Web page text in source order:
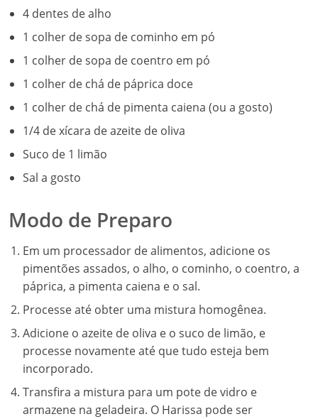
4 dentes de alho
1 colher de sopa de cominho em pó
1 colher de sopa de coentro em pó
1 colher de chá de páprica doce
1 colher de chá de pimenta caiena (ou a gosto)
1/4 de xícara de azeite de oliva
Suco de 1 limão
Sal a gosto
Modo de Preparo
Em um processador de alimentos, adicione os
pimentões assados, o alho, o cominho, o coentro, a
páprica, a pimenta caiena e o sal.
Processe até obter uma mistura homogênea.
Adicione o azeite de oliva e o suco de limão, e
processe novamente até que tudo esteja bem
incorporado.
Transfira a mistura para um pote de vidro e
armazene na geladeira. O Harissa pode ser